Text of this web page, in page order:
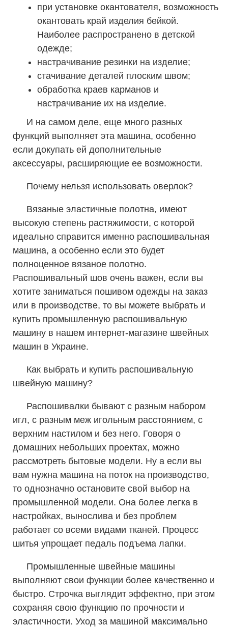
при установке окантователя, возможность
окантовать край изделия бейкой.
Наиболее распространено в детской
одежде;
настрачивание резинки на изделие;
стачивание деталей плоским швом;
обработка краев карманов и
настрачивание их на изделие.
И на самом деле, еще много разных
функций выполняет эта машина, особенно
если докупать ей дополнительные
аксессуары, расширяющие ее возможности.
Почему нельзя использовать оверлок?
Вязаные эластичные полотна, имеют
высокую степень растяжимости, с которой
идеально справится именно распошивальная
машина, а особенно если это будет
полноценное вязаное полотно.
Распошивальный шов очень важен, если вы
хотите заниматься пошивом одежды на заказ
или в производстве, то вы можете выбрать и
купить промышленную распошивальную
машину в нашем интернет-магазине швейных
машин в Украине.
Как выбрать и купить распошивальную
швейную машину?
Распошивалки бывают с разным набором
игл, с разным меж игольным расстоянием, с
верхним настилом и без него. Говоря о
домашних небольших проектах, можно
рассмотреть бытовые модели. Ну а если вы
вам нужна машина на поток на производство,
то однозначно остановите свой выбор на
промышленной модели. Она более легка в
настройках, вынослива и без проблем
работает со всеми видами тканей. Процесс
шитья упрощает педаль подъема лапки.
Промышленные швейные машины
выполняют свои функции более качественно и
быстро. Строчка выглядит эффектно, при этом
сохраняя свою функцию по прочности и
эластичности. Уход за машиной максимально